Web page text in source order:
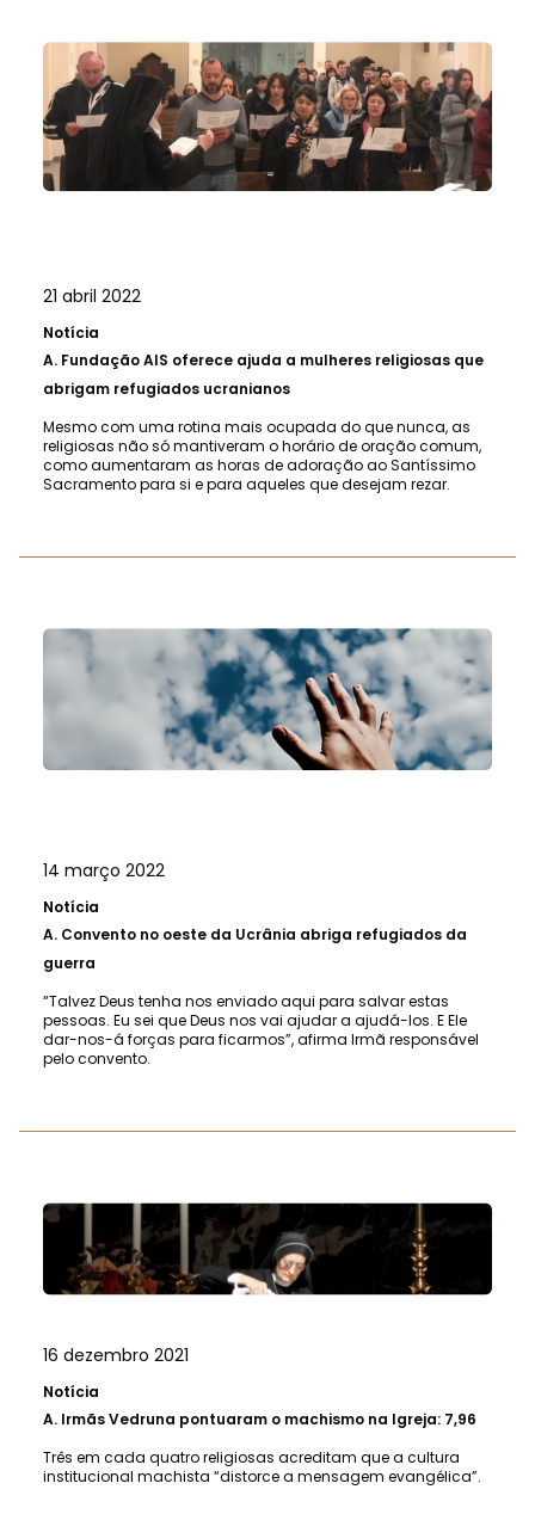
21 abril 2022
Notícia
A. Fundação AIS oferece ajuda a mulheres religiosas que
abrigam refugiados ucranianos
Mesmo com uma rotina mais ocupada do que nunca, as
religiosas não só mantiveram o horário de oração comum,
como aumentaram as horas de adoração ao Santíssimo
Sacramento para si e para aqueles que desejam rezar.
14 março 2022
Notícia
A. Convento no oeste da Ucrânia abriga refugiados da
guerra
“Talvez Deus tenha nos enviado aqui para salvar estas
pessoas. Eu sei que Deus nos vai ajudar a ajudá-los. E Ele
dar-nos-á forças para ficarmos”, afirma Irmã responsável
pelo convento.
16 dezembro 2021
Notícia
A. Irmãs Vedruna pontuaram o machismo na Igreja: 7,96
Três em cada quatro religiosas acreditam que a cultura
institucional machista “distorce a mensagem evangélica”.